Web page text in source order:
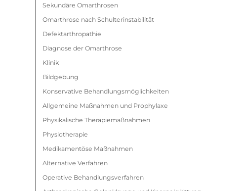
Sekundäre Omarthrosen
Omarthrose nach Schulterinstabilität
Defektarthropathie
Diagnose der Omarthrose
Klinik
Bildgebung
Konservative Behandlungsmöglichkeiten
Allgemeine Maßnahmen und Prophylaxe
Physikalische Therapiemaßnahmen
Physiotherapie
Medikamentöse Maßnahmen
Alternative Verfahren
Operative Behandlungsverfahren